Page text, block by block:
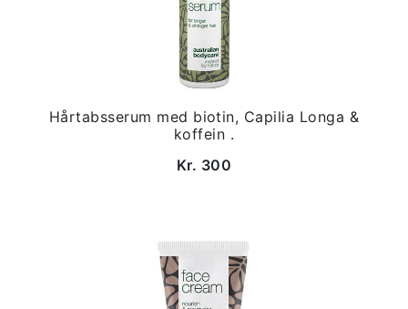
Hårtabsserum med biotin, Capilia Longa &
koffein .
Kr. 300